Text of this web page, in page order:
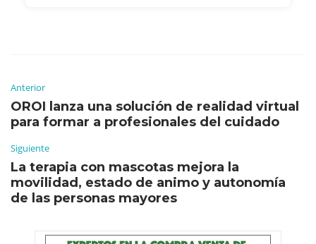
Anterior
OROI lanza una solución de realidad virtual
para formar a profesionales del cuidado
Siguiente
La terapia con mascotas mejora la
movilidad, estado de animo y autonomía
de las personas mayores